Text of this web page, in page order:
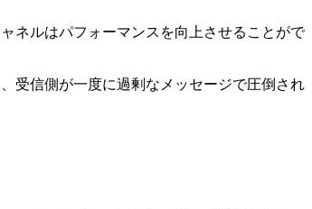
ネルはパフォーマンスを向上させることがで
受信側が一度に過剰なメッセージで圧倒され